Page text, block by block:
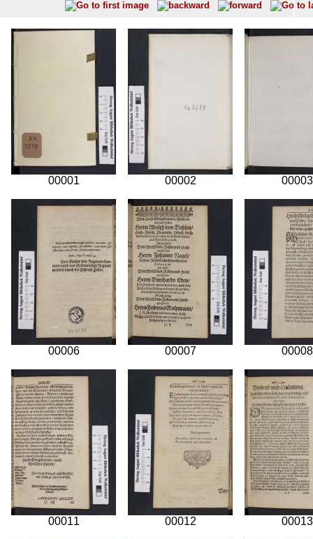
00001 00002 00003
00006 00007 00008
00011 00012 00013